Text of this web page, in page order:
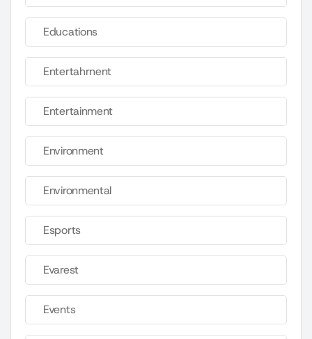
Educations
Entertahrnent
Entertainment
Environment
Environmental
Esports
Evarest
Events